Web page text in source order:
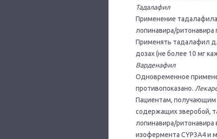
Тадалафил
Применение
лопинавира/ритонавира
Применять тадалафил
дозах (не более 10 мг
Варденафил
Одновременное
противопоказано.
Пациентам, получающим
содержащих зверобой,
лопинавира/
изофермента CYP3A4 и